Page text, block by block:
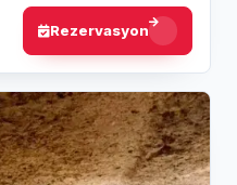
Rezervasyon